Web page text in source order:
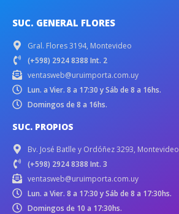
SUC. GENERAL FLORES
Gral. Flores 3194, Montevideo
(+598) 2924 8388 Int. 2
ventasweb@uruimporta.com.uy
Lun. a Vier. 8 a 17:30 y Sáb de 8 a 16hs.
Domingos de 8 a 16hs.
SUC. PROPIOS
Bv. José Batlle y Ordóñez 3293, Montevideo
(+598) 2924 8388 Int. 3
ventasweb@uruimporta.com.uy
Lun. a Vier. 8 a 17:30 y Sáb de 8 a 17:30hs.
Domingos de 10 a 17:30hs.